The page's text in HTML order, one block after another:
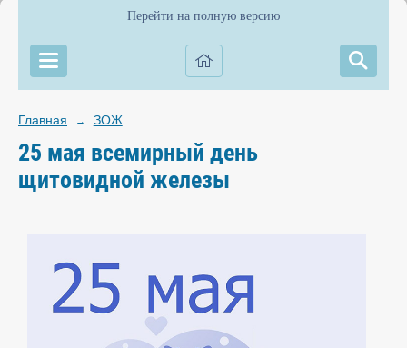
Перейти на полную версию
Главная → ЗОЖ
25 мая всемирный день
щитовидной железы